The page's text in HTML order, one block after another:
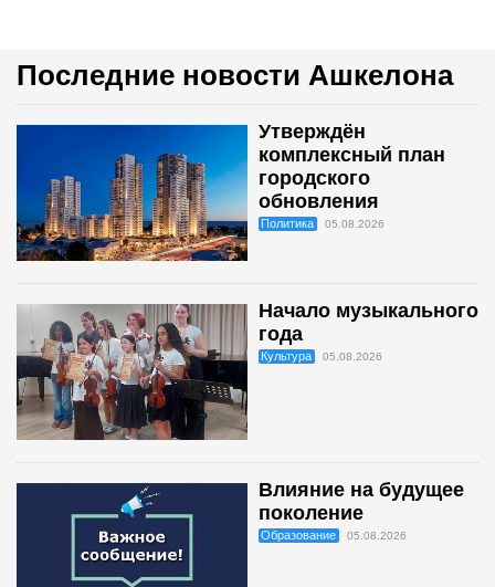
Последние новости Ашкелона
Утверждён
комплексный план
городского
обновления
Политика 05.08.2026
Начало музыкального
года
Культура 05.08.2026
Влияние на будущее
поколение
Образование 05.08.2026